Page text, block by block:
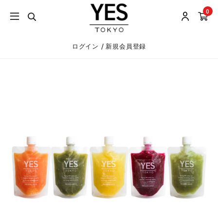
0
ログイン / 新規会員登録